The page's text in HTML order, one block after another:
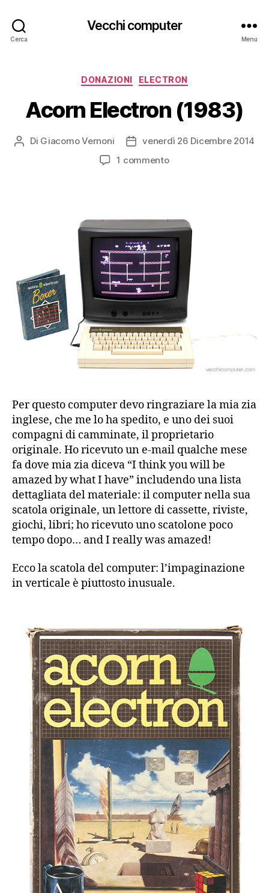
Cerca
Vecchi computer
Menu
Categorie
DONAZIONI ELECTRON
Acorn Electron (1983)
Autore
Di Giacomo Vernoni
Datavenerdì 26 Dicembre 2014
1 commentosu
Per questo computer devo ringraziare la mia zia
inglese, che me lo ha spedito, e uno dei suoi
compagni di camminate, il proprietario
originale. Ho ricevuto un e-mail qualche mese
fa dove mia zia diceva “I think you will be
amazed by what I have” includendo una lista
dettagliata del materiale: il computer nella sua
scatola originale, un lettore di cassette, riviste,
giochi, libri; ho ricevuto uno scatolone poco
tempo dopo… and I really was amazed!
Ecco la scatola del computer: l’impaginazione
in verticale è piuttosto inusuale.